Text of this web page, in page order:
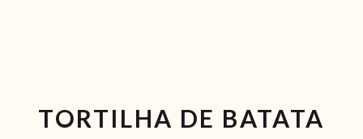
TORTILHA DE BATATA